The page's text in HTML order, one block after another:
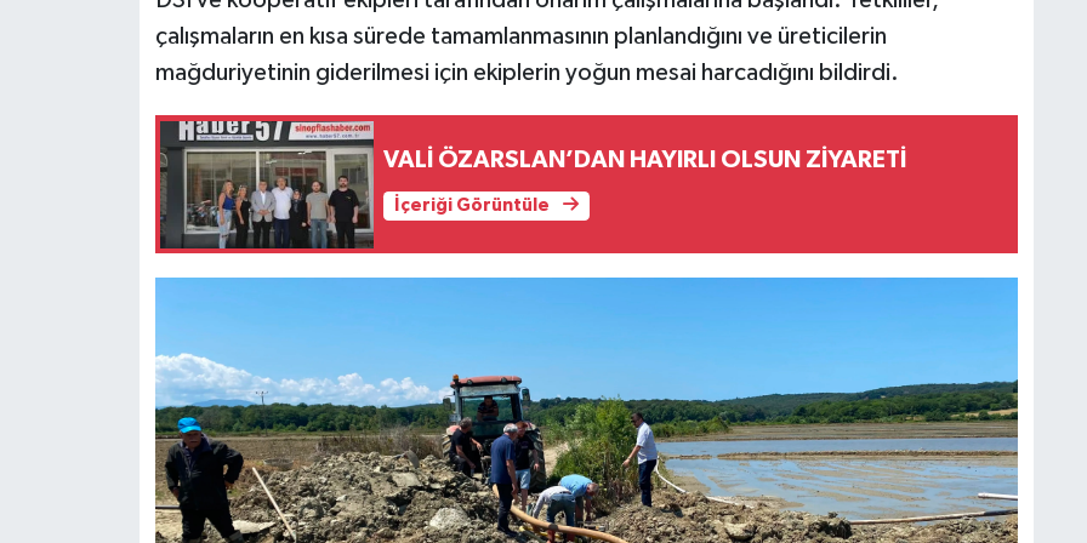
çalışmaların en kısa sürede tamamlanmasının planlandığını ve üreticilerin
mağduriyetinin giderilmesi için ekiplerin yoğun mesai harcadığını bildirdi.
VALİ ÖZARSLAN’DAN HAYIRLI OLSUN ZİYARETİ
İçeriği Görüntüle